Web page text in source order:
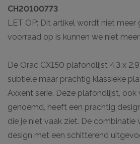
CH20100773
LET OP: Dit artikel wordt niet meer
voorraad op is kunnen we niet
De Orac CX150 plafondlijst 4,3 x
subtiele maar prachtig klassieke
Axxent serie. Deze plafondlijst, ook
genoemd, heeft een prachtig
die je niet vaak ziet. De combinatie
design met een schitterend